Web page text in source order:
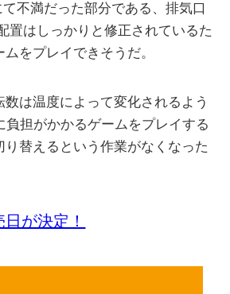
不満だった部分である、排気口
置はしっかりと修正されているた
をプレイできそうだ。
数は温度によって変化されるよう
負担がかかるゲームをプレイする
り替えるという作業がなくなった
が決定！